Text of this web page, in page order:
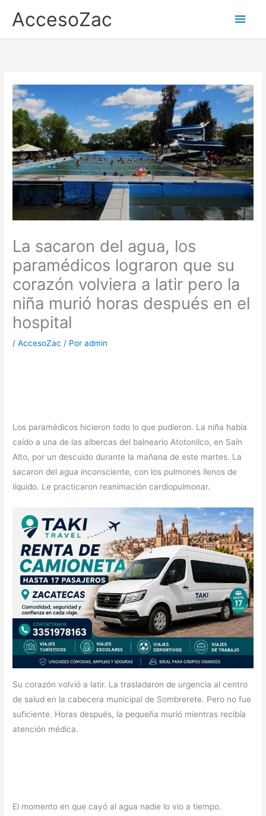
AccesoZac
La sacaron del agua, los
paramédicos lograron que su
corazón volviera a latir pero la
niña murió horas después en el
hospital
/AccesoZac / Poradmin
Los paramédicos hicieron todo lo que pudieron. La niña había
caído a una de las albercas del balneario Atotonilco, en Saín
Alto, por un descuido durante la mañana de este martes. La
sacaron del agua inconsciente, con los pulmones llenos de
líquido. Le practicaron reanimación cardiopulmonar.
Su corazón volvió a latir. La trasladaron de urgencia al centro
de salud en la cabecera municipal de Sombrerete. Pero no fue
suficiente. Horas después, la pequeña murió mientras recibía
atención médica.
El momento en que cayó al agua nadie lo vio a tiempo.